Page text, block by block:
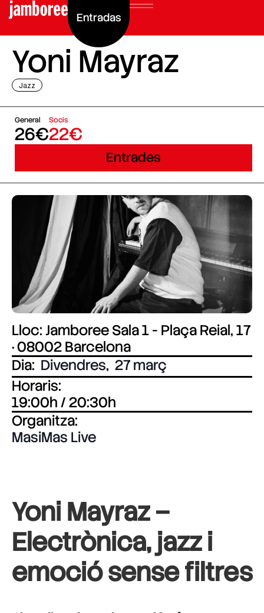
Entradas
Yoni Mayraz
Jazz
General
26€
Socis
22€
Entrades
Lloc: Jamboree Sala 1 - Plaça Reial, 17
· 08002 Barcelona
Dia: Divendres, 27 març
Horaris:
19:00h / 20:30h
Organitza:
MasiMas Live
Yoni Mayraz –
Electrònica, jazz i
emoció sense filtres